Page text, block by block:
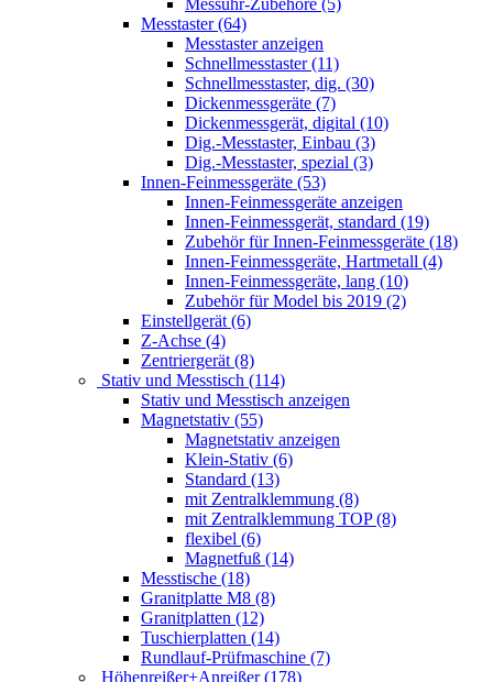
Messtaster (64)
Messtaster anzeigen
Schnellmesstaster (11)
Schnellmesstaster, dig. (30)
Dickenmessgeräte (7)
Dickenmessgerät, digital (10)
Dig.-Messtaster, Einbau (3)
Dig.-Messtaster, spezial (3)
Innen-Feinmessgeräte (53)
Innen-Feinmessgeräte anzeigen
Innen-Feinmessgerät, standard (19)
Zubehör für Innen-Feinmessgeräte (18)
Innen-Feinmessgeräte, Hartmetall (4)
Innen-Feinmessgeräte, lang (10)
Zubehör für Model bis 2019 (2)
Einstellgerät (6)
Z-Achse (4)
Zentriergerät (8)
Stativ und Messtisch (114)
Stativ und Messtisch anzeigen
Magnetstativ (55)
Magnetstativ anzeigen
Klein-Stativ (6)
Standard (13)
mit Zentralklemmung (8)
mit Zentralklemmung TOP (8)
flexibel (6)
Magnetfuß (14)
Messtische (18)
Granitplatte M8 (8)
Granitplatten (12)
Tuschierplatten (14)
Rundlauf-Prüfmaschine (7)
Höhenreißer+Anreißer (178)